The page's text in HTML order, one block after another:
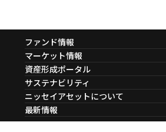
確定拠出年金について
確定拠出年金制度について
確定拠出年金での商品の選び方について
確定拠出年金 基準価額一覧
投資の教室
ニッセイアセットの重要課題
サステナビリティへの取り組み
サステナビリティレポート
サステナブル投資
公式キャラクターのご紹介
資産形成はじめるなら
ファンド情報
ファンド情報TOP
基準価額一覧
ファンド検索
ファンド比較
決算カレンダー
海外休日カレンダー
投資信託新商品のご案内
マーケット情報
マーケット情報TOP
マーケット指数
マーケットレポート
コラム
ファンドレポート
資産形成ポータル
資産形成ポータルTOP
資産形成サービス
Nダイレクト
サステナビリティ
サステナビリティTOP
サステナビリティ経営
サステナブル投資
ニッセイアセットについて
ニッセイアセットについてTOP
会社情報
最新情報
マーケットニュース